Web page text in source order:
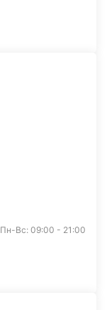
Пн-Вс: 09:00 - 21:00